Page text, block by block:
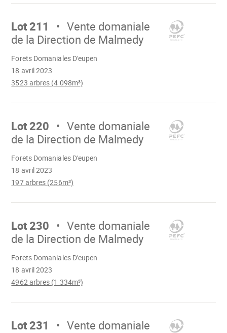
Aller
Lot 211
Vente domaniale
de la Direction de Malmedy
18 avril 2023
Forets Domaniales D'eupen
3523 arbres (4 098m³)
Aller
Lot 220
Vente domaniale
de la Direction de Malmedy
18 avril 2023
Forets Domaniales D'eupen
197 arbres (256m³)
Aller
Lot 230
Vente domaniale
de la Direction de Malmedy
18 avril 2023
Forets Domaniales D'eupen
4962 arbres (1 334m³)
Aller
Lot 231
Vente domaniale